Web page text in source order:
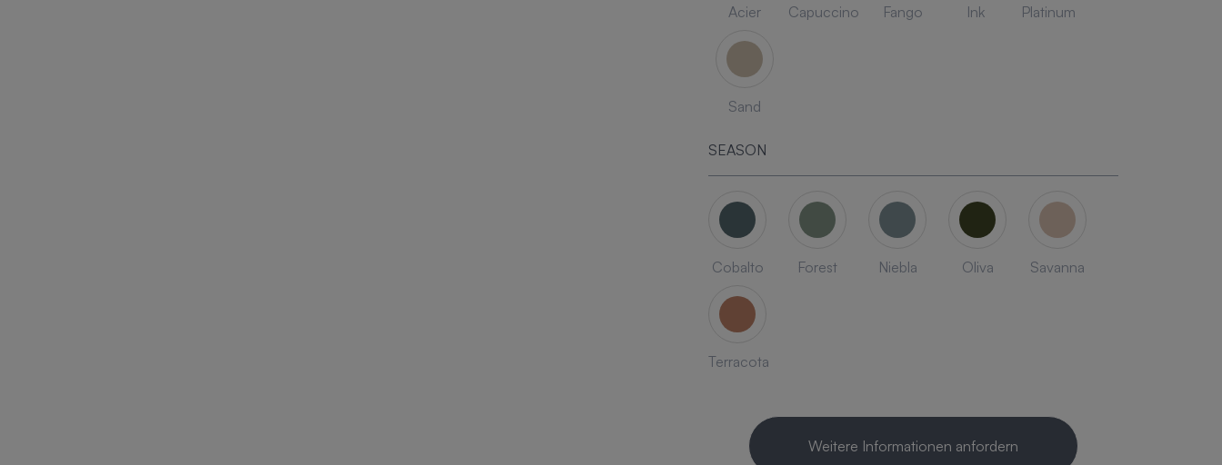
Acier Capuccino Fango Ink Platinum
Sand
SEASON
Cobalto Forest Niebla Oliva Savanna
Terracota
Weitere Informationen anfordern